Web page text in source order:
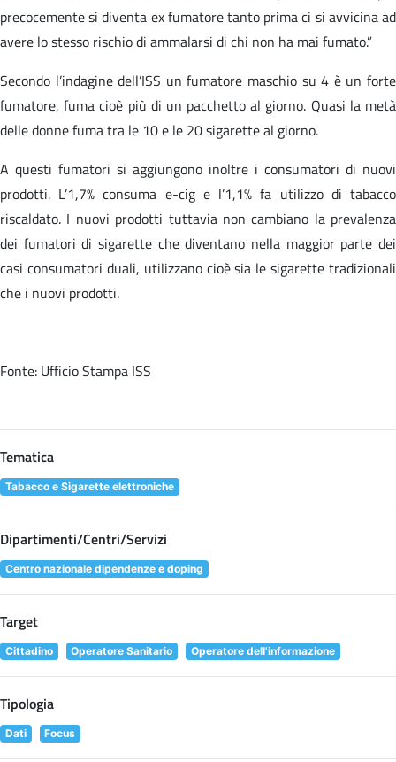
precocemente si diventa ex fumatore tanto prima ci si avvicina ad
avere lo stesso rischio di ammalarsi di chi non ha mai fumato.”
Secondo l’indagine dell’ISS un fumatore maschio su 4 è un forte
fumatore, fuma cioè più di un pacchetto al giorno. Quasi la metà
delle donne fuma tra le 10 e le 20 sigarette al giorno.
A questi fumatori si aggiungono inoltre i consumatori di nuovi
prodotti. L’1,7% consuma e-cig e l’1,1% fa utilizzo di tabacco
riscaldato. I nuovi prodotti tuttavia non cambiano la prevalenza
dei fumatori di sigarette che diventano nella maggior parte dei
casi consumatori duali, utilizzano cioè sia le sigarette tradizionali
che i nuovi prodotti.
Fonte: Ufficio Stampa ISS
Tematica
Tabacco e Sigarette elettroniche
Dipartimenti/Centri/Servizi
Centro nazionale dipendenze e doping
Target
Cittadino Operatore Sanitario Operatore dell'informazione
Tipologia
Dati Focus